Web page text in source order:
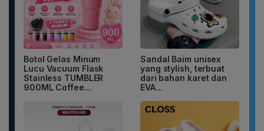
Botol Gelas Minum
Lucu Vacuum Flask
Stainless TUMBLER
900ML Coffee...
Sandal Baim unisex
yang stylish, terbuat
dari bahan karet dan
EVA...